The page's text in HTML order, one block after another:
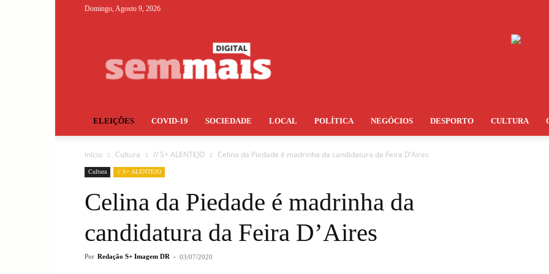
Domingo, Agosto 9, 2026
ELEIÇÕES COVID-19 SOCIEDADE LOCAL POLÍTICA NEGÓCIOS DESPORTO CULTURA
Início Cultura // S+ ALENTEJO Celina da Piedade é madrinha da candidatura da Feira D’Aires
Cultura // S+ ALENTEJO
Celina da Piedade é madrinha da
candidatura da Feira D’Aires
Por Redação S+ Imagem DR - 03/07/2020